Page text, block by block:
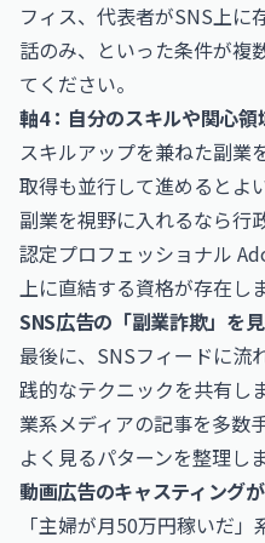
フィス、代表者がSNS上に
話のみ、といった条件が複
てください。
軸4：自分のスキルや関心
スキルアップを兼ねた副業
取得も並行して進めるとよ
副業を視野に入れるなら行
認定プロフェッショナル
上に直結する資格が存在しま
SNS広告の「副業詐欺」を
最後に、SNSフィードに流
践的なテクニックを共有し
業系メディアの記事を多数
よく見るパターンを整理し
動画広告のキャスティング
「主婦が月50万円稼いだ